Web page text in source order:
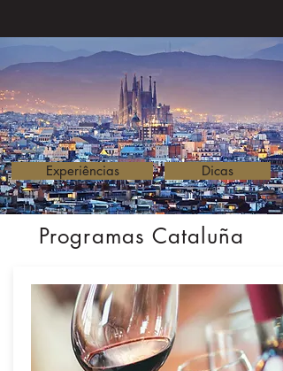
Experiências Dicas
Programas Cataluña